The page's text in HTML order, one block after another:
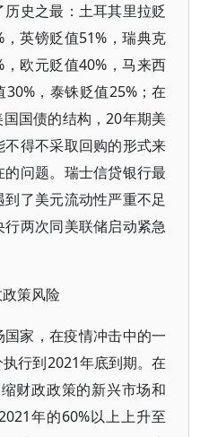
史之最：土耳其里拉贬
英镑贬值51%，瑞典克
欧元贬值40%，马来西
，泰铢贬值25%；在
国债的结构，20年期美
得不采取回购的形式来
问题。瑞士信贷银行最
了美元流动性严重不足
两次同美联储启动紧急
政策风险
家，在疫情冲击中的一
行到2021年底到期。在
财政政策的新兴市场和
年的60%以上上升至